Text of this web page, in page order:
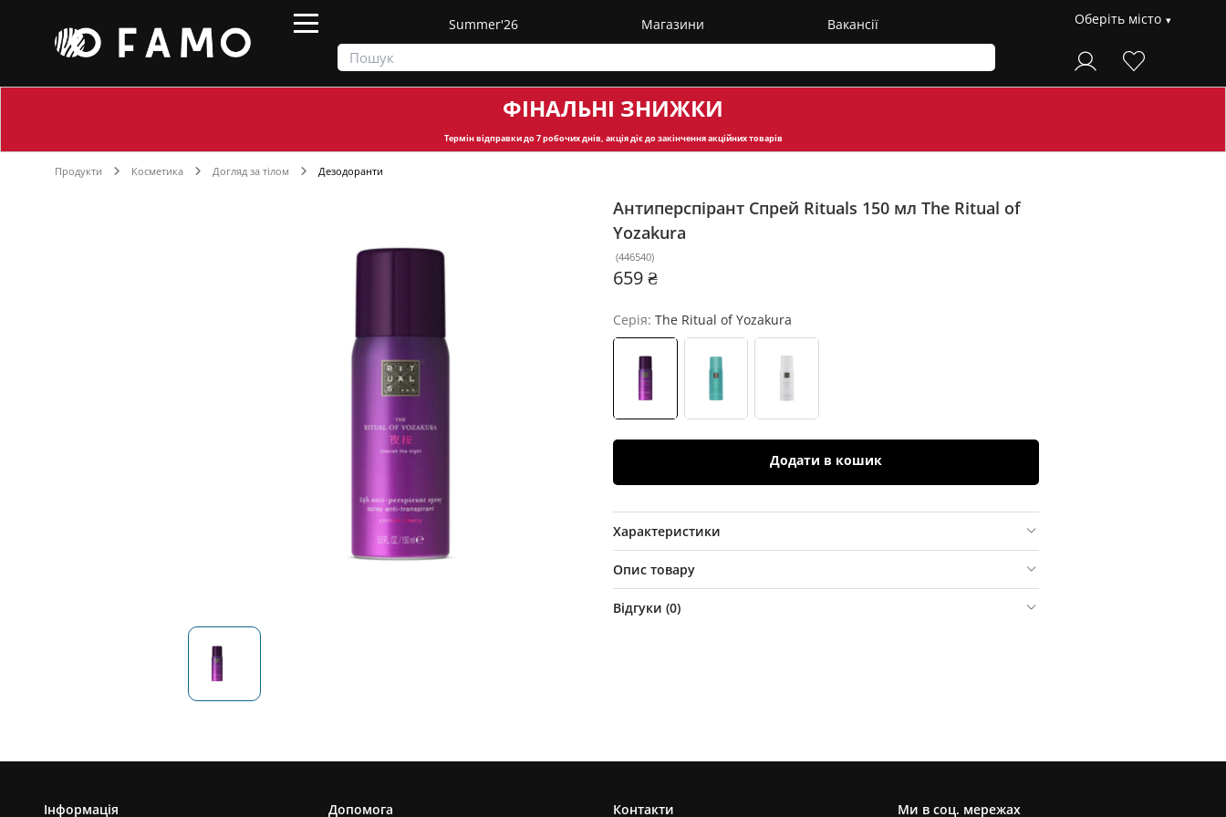
Summer'26 Магазини Вакансії Оберіть місто
ФІНАЛЬНІ ЗНИЖКИ
Термін відправкидо 7 робочих днів, акція діє до закінчення акційних товарів
Продукти Косметика Догляд за тілом Дезодоранти
Антиперспірант Спрей Rituals 150 мл The Ritual of
Yozakura
(446540)
659 ₴
Серія: The Ritual of Yozakura
Додати в кошик
Характеристики
Опис товару
Відгуки (0)
Інформація Допомога Контакти Ми в соц. мережах